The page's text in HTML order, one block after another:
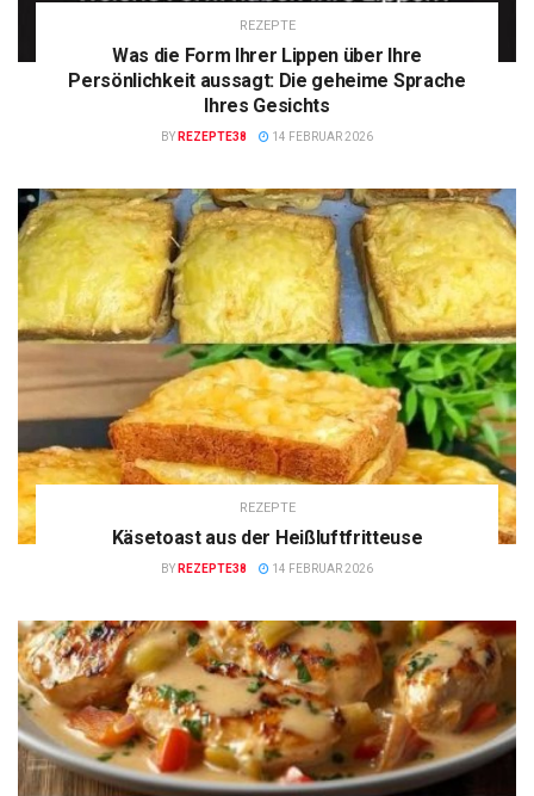
REZEPTE
Was die Form Ihrer Lippen über Ihre
Persönlichkeit aussagt: Die geheime Sprache
Ihres Gesichts
BY REZEPTE38 14 FEBRUAR 2026
REZEPTE
Käsetoast aus der Heißluftfritteuse
BY REZEPTE38 14 FEBRUAR 2026